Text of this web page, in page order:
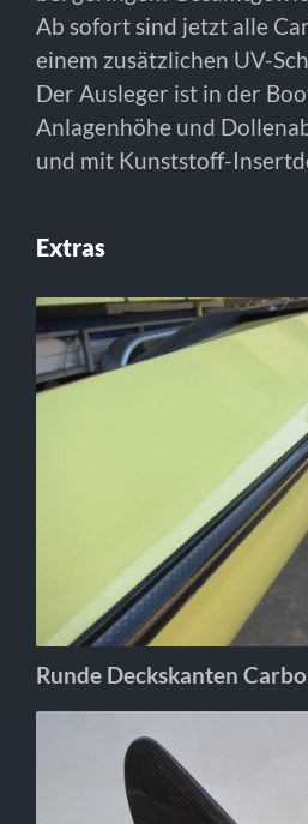
Ab sofort sind jetzt alle
einem zusätzlichen UV-
Der Ausleger ist in der
Anlagenhöhe und
und mit Kunststoff-
Extras
Runde Deckskanten